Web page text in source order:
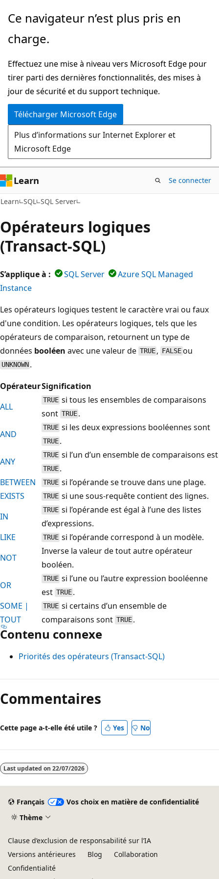
Passer
directement
au
principal
Ce navigateur n’est plus pris en
charge.
Effectuez une mise à niveau vers Microsoft Edge pour
tirer parti des dernières fonctionnalités, des mises à
jour de sécurité et du support technique.
Télécharger Microsoft Edge
Plus d’informations sur Internet Explorer et
Microsoft Edge
Learn Se connecter
Learn SQL SQL Server
Opérateurs logiques
(Transact-SQL)
S’applique à : SQL Server
Azure SQL Managed
Instance
Les opérateurs logiques testent le caractère vrai ou faux
d'une condition. Les opérateurs logiques, tels que les
opérateurs de comparaison, retournent un type de
données booléen avec une valeur de TRUE , FALSEou
UNKNOWN .
OpérateurSignification
ALL
TRUE si tous les ensembles de comparaisons
sont TRUE .
AND
TRUE si les deux expressions booléennes sont
TRUE .
ANY
TRUE si l’un d’un ensemble de comparaisons est
TRUE .
BETWEEN
TRUE si l’opérande se trouve dans une plage.
EXISTS
TRUE si une sous-requête contient des lignes.
IN
TRUE si l’opérande est égal à l’une des listes
d’expressions.
LIKE
TRUE si l’opérande correspond à un modèle.
NOT
Inverse la valeur de tout autre opérateur
booléen.
OR
TRUE si l’une ou l’autre expression booléenne
est TRUE .
SOME |
TOUT
TRUE si certains d’un ensemble de
comparaisons sont TRUE .
Contenu connexe
Priorités des opérateurs (Transact-SQL)
Mode
lecture
désactivé
Commentaires
Cette page a-t-elle été utile ? Yes No
Last updated on 22/07/2026
Français
Vos choix en matière de confidentialité
Thème
Clause d’exclusion de responsabilité sur l’IA
Versions antérieures
Blog
Collaboration
Confidentialité